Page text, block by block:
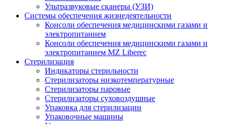
Ультразвуковые сканеры (УЗИ)
Системы обеспечения жизнедеятельности
Консоли обеспечения медицинскими газами и
электропитанием
Консоли обеспечения медицинскими газами и
электропитанием MZ Liberec
Стерилизация
Индикаторы стерильности
Стерилизаторы низкотемпературные
Стерилизаторы паровые
Стерилизаторы суховоздушные
Упаковка для стерилизации
Упаковочные машины